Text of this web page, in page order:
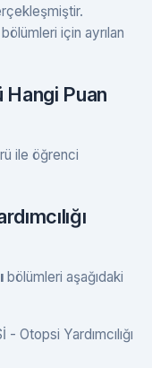
için ayrılan
Hangi Puan
ile öğrenci
bölümleri aşağıdaki
Otopsi Yardımcılığı